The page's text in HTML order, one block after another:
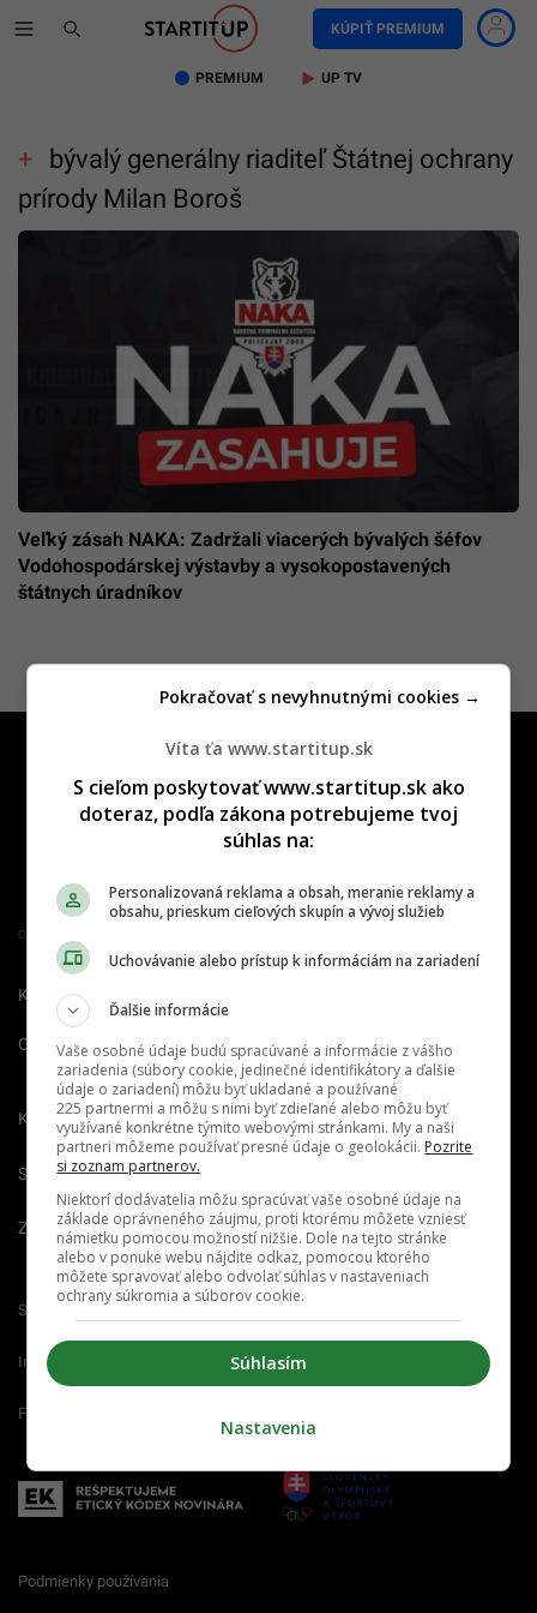
KÚPIŤ PREMIUM
PREMIUM UP TV
bývalý generálny riaditeľ Štátnej ochrany
prírody Milan Boroš
Veľký zásah NAKA: Zadržali viacerých bývalých šéfov
Vodohospodárskej výstavby a vysokopostavených
štátnych úradníkov
Člen združenia IAB Slovakia
Kontakt
O nás Redakcia
Nahlásiť
chybu
Kariéra
Spravovať notifikácie
Zrušiť predplatné
Startitup.sk
Interez.sk Emefka.sk
Femm.sk
Podmienky používania
Víta ťa www.startitup.sk
S cieľom poskytovať www.startitup.sk ako
doteraz, podľa zákona potrebujeme tvoj
súhlas na:
Personalizovaná reklama a obsah, meranie reklamy a
obsahu, prieskum cieľových skupín a vývoj služieb
Uchovávanie alebo prístup k informáciám na zariadení
Ďalšie informácie
Vaše osobné údaje budú spracúvané a informácie z vášho
zariadenia (súbory cookie, jedinečné identifikátory a ďalšie
údaje o zariadení) môžu byť ukladané a používané
225 partnermi a môžu s nimi byť zdieľané alebo môžu byť
využívané konkrétne týmito webovými stránkami. My a naši
partneri môžeme používať presné údaje o geolokácii. Pozrite
si zoznam partnerov.
Niektorí dodávatelia môžu spracúvať vaše osobné údaje na
základe oprávneného záujmu, proti ktorému môžete vzniesť
námietku pomocou možností nižšie. Dole na tejto stránke
alebo v ponuke webu nájdite odkaz, pomocou ktorého
môžete spravovať alebo odvolať súhlas v nastaveniach
ochrany súkromia a súborov cookie.
Súhlasím
Pokračovať s nevyhnutnými cookies →
Nastavenia